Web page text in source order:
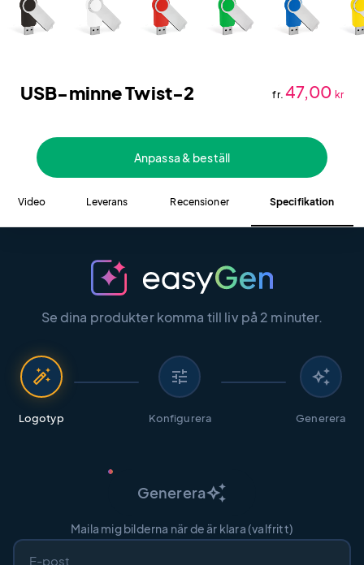
USB-minne Twist-2 fr. 47,00 kr
Anpassa & beställ
Video Leverans Recensioner Specifikation
Se dina produkter komma till liv på 2 minuter.
auto_fix_high
Logotyp
tune
Konfigurera
auto_awesome
Generera
Genereraauto_awesome
Maila mig bilderna när de är klara (valfritt)